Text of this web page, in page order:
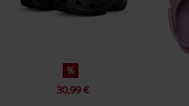
%
30,99 €